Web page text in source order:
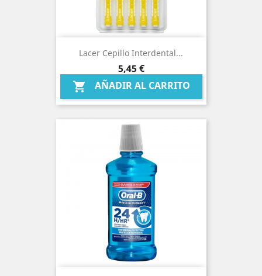
Lacer Cepillo Interdental...
Precio
5,45 €
 AÑADIR AL CARRITO